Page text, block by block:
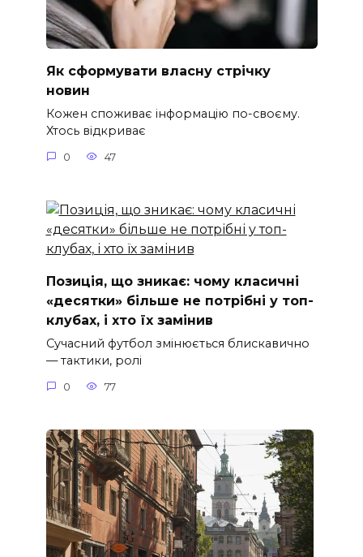
Як сформувати власну стрічку
новин
Кожен споживає інформацію по-своєму.
Хтось відкриває
0 47
Позиція, що зникає: чому класичні
«десятки» більше не потрібні у топ-
клубах, і хто їх замінив
Сучасний футбол змінюється блискавично
— тактики, ролі
0 77